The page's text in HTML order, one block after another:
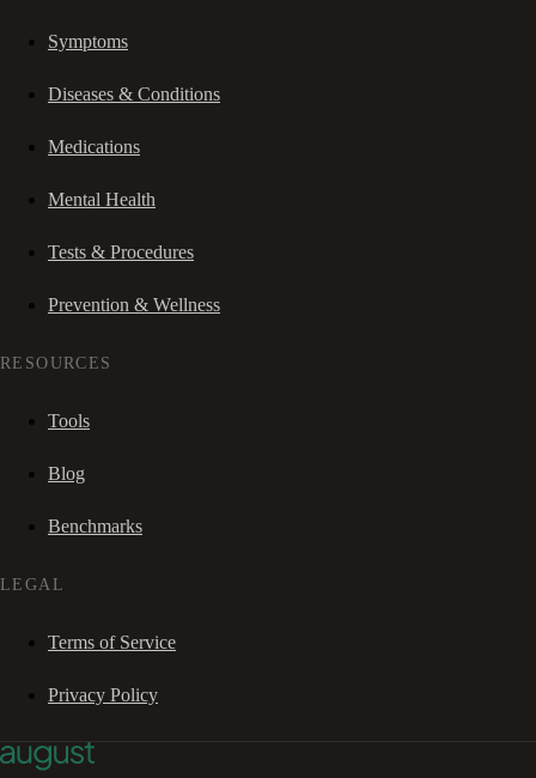
Symptoms
Diseases & Conditions
Medications
Mental Health
Tests & Procedures
Prevention & Wellness
RESOURCES
Tools
Blog
Benchmarks
LEGAL
Terms of Service
Privacy Policy